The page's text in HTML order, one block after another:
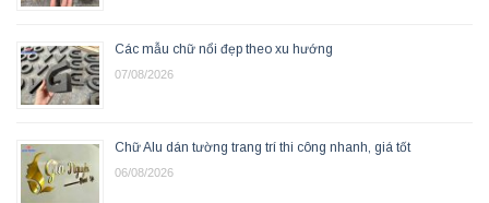
Các mẫu chữ nổi đẹp theo xu hướng
07/08/2026
Chữ Alu dán tường trang trí thi công nhanh, giá tốt
06/08/2026